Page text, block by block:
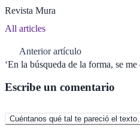
Revista Mura
All articles
Post
navigation
Anterior artículo
‘En la búsqueda de la forma, se
Escribe un comentario
Cuéntanos qué tal te pareció el